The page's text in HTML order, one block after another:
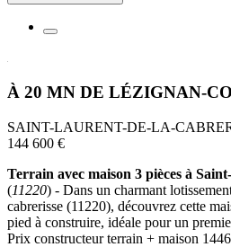
À 20 MN DE LÉZIGNAN-
SAINT-LAURENT-DE-LA-
144 600 €
Terrain avec maison 3 pièces à
(11220) - Dans un charmant
cabrerisse (11220), découvrez cette
pied à construire, idéale pour un
Prix constructeur terrain + maison